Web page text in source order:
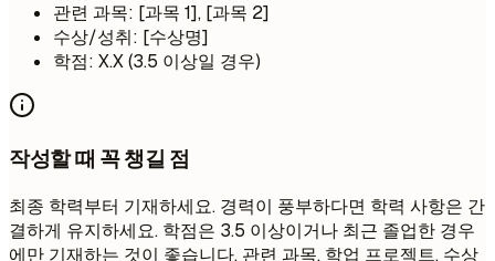
관련 과목: [과목 1], [과목 2]
수상/성취: [수상명]
학점: X.X (3.5 이상일 경우)
작성할 때 꼭 챙길 점
최종 학력부터 기재하세요. 경력이 풍부하다면 학력 사항은 간
결하게 유지하세요. 학점은 3.5 이상이거나 최근 졸업한 경우
에만 기재하는 것이 좋습니다. 관련 과목, 학업 프로젝트, 수상